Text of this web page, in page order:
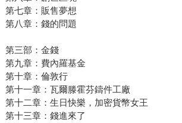
第七章：販售夢想
第八章：錢的問題
第三部：金錢
第九章：費內羅基金
第十章：倫敦行
第十一章：瓦爾滕霍芬鑄件工廠
第十二章：生日快樂，加密貨幣女王
第十三章：錢進來了